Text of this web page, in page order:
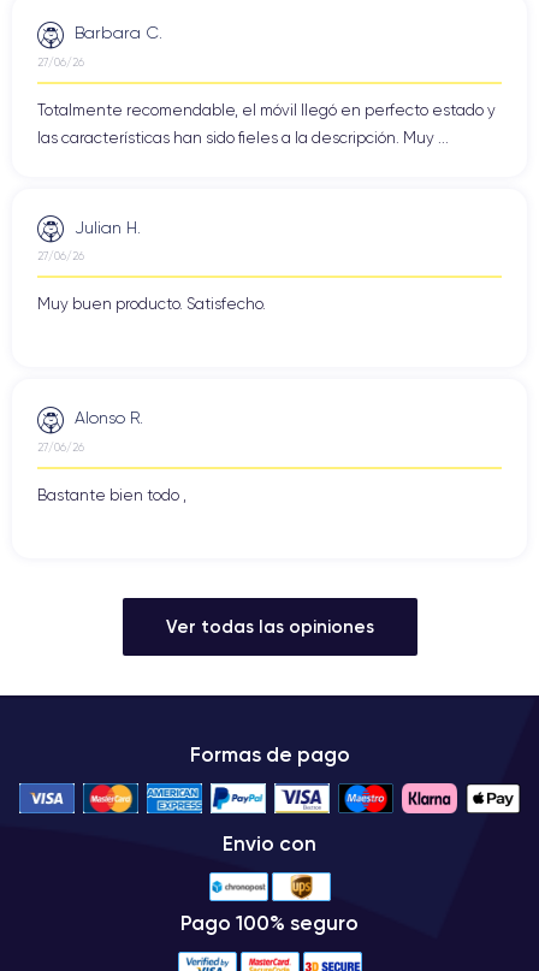
Barbara C.
27/06/26
Totalmente recomendable, el móvil llegó en perfecto estado y
las características han sido fieles a la descripción. Muy ...
Julian H.
27/06/26
Muy buen producto. Satisfecho.
Alonso R.
27/06/26
Bastante bien todo ,
Ver todas las opiniones
Formas de pago
Envio con
Pago 100% seguro